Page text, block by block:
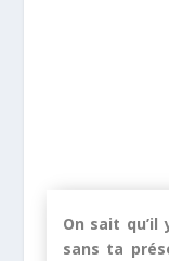
On sait
sans ta